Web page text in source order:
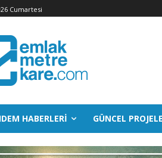
Cumartesi
HABERLERI GÜNCEL